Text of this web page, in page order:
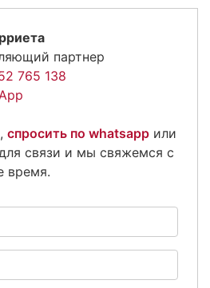
партнер
765 138
, спросить по whatsapp или
связи и мы свяжемся с
время.